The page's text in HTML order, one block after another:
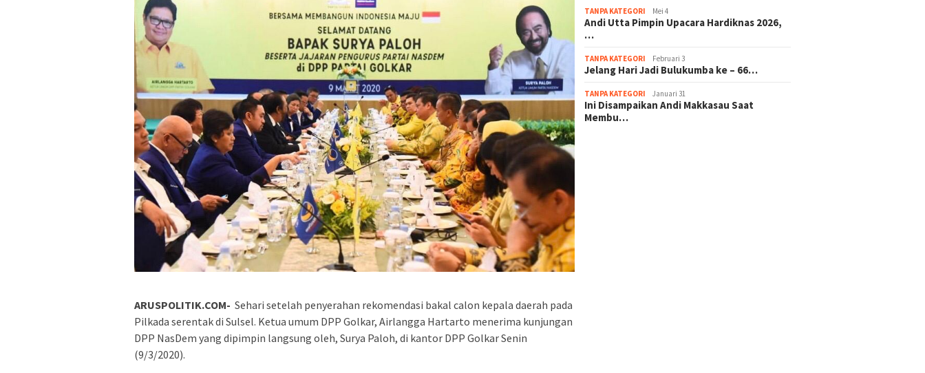
ARUSPOLITIK.COM- Sehari setelah penyerahan rekomendasi bakal calon kepala daerah pada
Pilkada serentak di Sulsel. Ketua umum DPP Golkar, Airlangga Hartarto menerima kunjungan
DPP NasDem yang dipimpin langsung oleh, Surya Paloh, di kantor DPP Golkar Senin
(9/3/2020).
TANPA KATEGORI Mei 4
Andi Utta Pimpin Upacara Hardiknas 2026,
…
TANPA KATEGORI Februari 3
Jelang Hari Jadi Bulukumba ke – 66…
TANPA KATEGORI Januari 31
Ini Disampaikan Andi Makkasau Saat
Membu…